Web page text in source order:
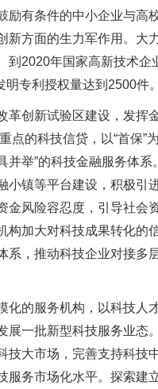
有条件的中小企业与高
方面的生力军作用。大
2020年国家高新技术企
专利授权量达到2500件。
创新试验区建设，发挥
点的科技信贷，以“首保”
举”的科技金融服务体系
镇等平台建设，积极引
风险容忍度，引导社会
加大对科技成果转化的
系，推动科技企业对接多
的服务机构，以科技人
一批新型科技服务业态
大市场，完善支持科技
务市场化水平。探索建